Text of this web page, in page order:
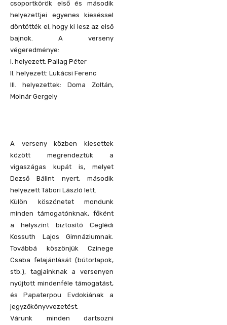
csoportkörök első és második
helyezettjei egyenes kieséssel
döntötték el, hogy ki lesz az első
bajnok. A verseny
végeredménye:
I. helyezett: Pallag Péter
II. helyezett: Lukácsi Ferenc
III. helyezettek: Doma Zoltán,
Molnár Gergely
A verseny közben kiesettek
között megrendeztük a
vigaszágas kupát is, melyet
Dezső Bálint nyert, második
helyezett Tábori László lett.
Külön köszönetet mondunk
minden támogatónknak, főként
a helyszínt biztosító Ceglédi
Kossuth Lajos Gimnáziumnak.
Továbbá köszönjük Czinege
Csaba felajánlását (bútorlapok,
stb.), tagjainknak a versenyen
nyújtott mindenféle támogatást,
és Papaterpou Evdokiának a
jegyzőkönyvvezetést.
Várunk minden dartsozni